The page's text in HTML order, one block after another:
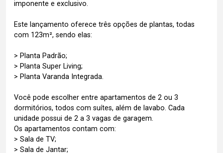
imponente e exclusivo.
Este lançamento oferece três opções de plantas, todas
com 123m², sendo elas:
> Planta Padrão;
> Planta Super Living;
> Planta Varanda Integrada.
Você pode escolher entre apartamentos de 2 ou 3
dormitórios, todos com suítes, além de lavabo. Cada
unidade possui de 2 a 3 vagas de garagem.
Os apartamentos contam com:
> Sala de TV;
> Sala de Jantar;